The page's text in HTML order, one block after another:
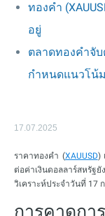
ทองคำ
อยู่
ตลาดทองคำจั
กำหนดแนวโน้ม
17.07.2025
ราคาทองคำ (XAUUSD)
ต่อค่าเงินดอลลาร์สหรั
วิเคราะห์ประจำวันที่ 17
การคาดกา